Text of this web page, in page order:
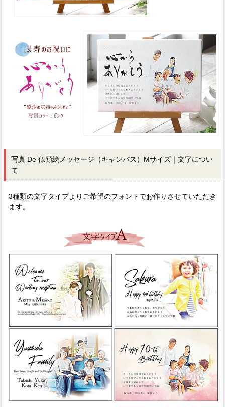
写真 De 似顔絵メッセージ（キャンバス）Mサイズ｜文字につい
て
3種類の文字タイプよりご希望のフォントでお作りさせていただき
ます。